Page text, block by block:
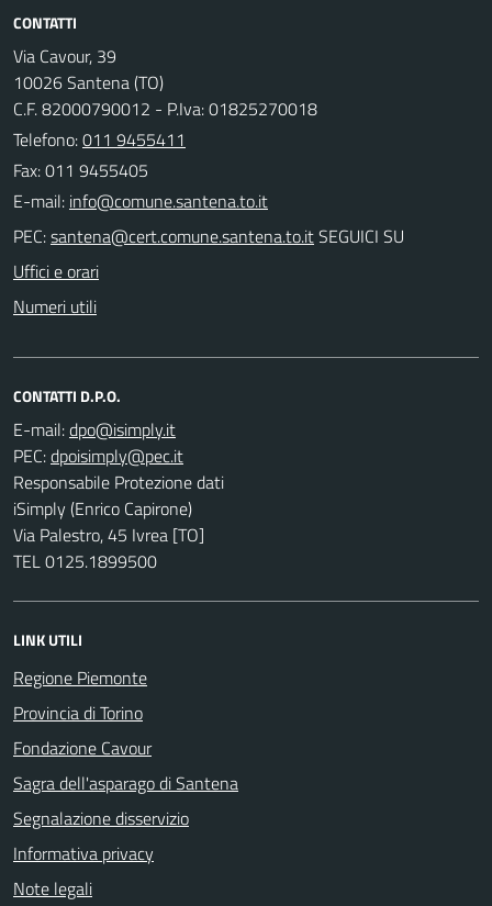
CONTATTI
Via Cavour, 39
10026 Santena (TO)
C.F. 82000790012 - P.Iva: 01825270018
Telefono:011 9455411
Fax: 011 9455405
E-mail:
PEC:
SEGUICI SU
Uffici e orari
Numeri utili
CONTATTI D.P.O.
E-mail:
PEC:
Responsabile Protezione dati
iSimply (Enrico Capirone)
Via Palestro, 45 Ivrea [TO]
TEL 0125.1899500
LINK UTILI
Regione Piemonte
Provincia di Torino
Fondazione Cavour
Sagra dell'asparago di Santena
Segnalazione disservizio
Informativa privacy
Note legali